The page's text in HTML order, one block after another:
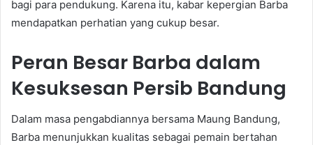
bagi para pendukung. Karena itu, kabar kepergian Barba
mendapatkan perhatian yang cukup besar.
Peran Besar Barba dalam
Kesuksesan Persib Bandung
Dalam masa pengabdiannya bersama Maung Bandung,
Barba menunjukkan kualitas sebagai pemain bertahan